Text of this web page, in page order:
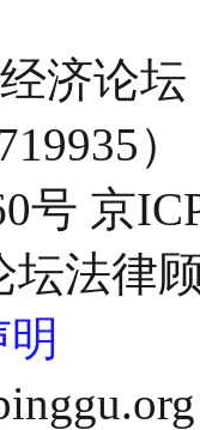
济论
）
号 京
坛法律